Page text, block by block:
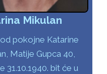
Mikulan
pokojne Katarine
Matije Gupca 40,
31.10.1940. bit će u